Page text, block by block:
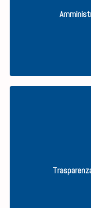
Trasparenza dei
SCOPRI